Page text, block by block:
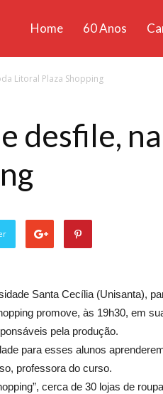
Home 60 Anos
Litoral Plaza Shopping
desfile,
Santa Cecília (Unisanta),
promove, às 19h30, em
pela produção.
para esses alunos
professora do curso.
cerca de 30 lojas de